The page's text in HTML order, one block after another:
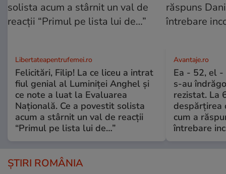
Libertateapentrufemei.ro
Felicitări, Filip! La ce liceu a intrat
fiul genial al Luminiței Anghel și
ce note a luat la Evaluarea
Națională. Ce a povestit solista
acum a stârnit un val de reacții
“Primul pe lista lui de…”
Avantaje.ro
Ea - 52, el -
s-au
rezistat. La
despărțirea
cum a
întrebare
ȘTIRI ROMÂNIA